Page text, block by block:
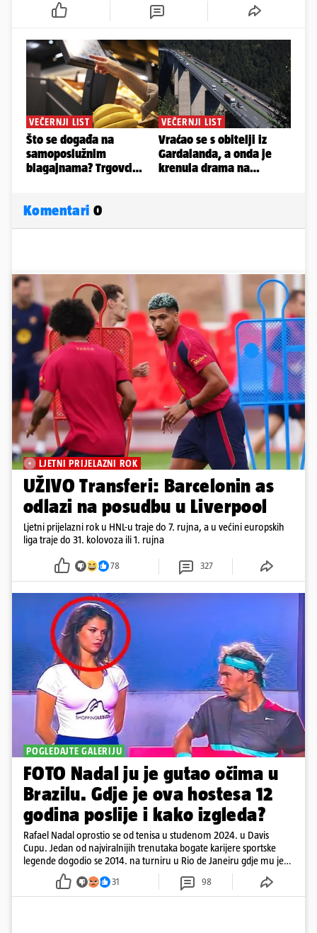
Komentari 0
LJETNI PRIJELAZNI ROK
UŽIVO Transferi: Barcelonin as
odlazi na posudbu u Liverpool
Ljetni prijelazni rok u HNL-u traje do 7. rujna, a u većini europskih
liga traje do 31. kolovoza ili 1. rujna
78 327
POGLEDAJTE GALERIJU
FOTO Nadal ju je gutao očima u
Brazilu. Gdje je ova hostesa 12
godina poslije i kako izgleda?
Rafael Nadal oprostio se od tenisa u studenom 2024. u Davis
Cupu. Jedan od najviralnijih trenutaka bogate karijere sportske
legende dogodio se 2014. na turniru u Rio de Janeiru gdje mu je
pažnju odvlačila ljepotica iza klupe
31 98